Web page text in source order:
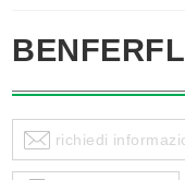
richiedi